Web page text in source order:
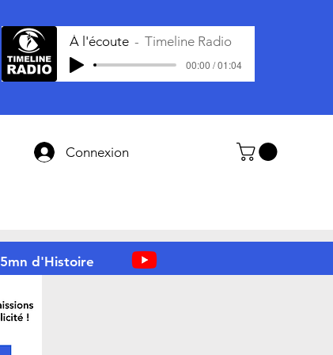
À l'écoute Timeline Radio
00:00 / 01:04
Connexion
5mn d'Histoire